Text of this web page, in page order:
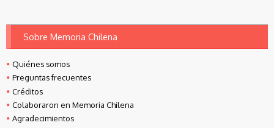
Sobre Memoria Chilena
Quiénes somos
Preguntas frecuentes
Créditos
Colaboraron en Memoria Chilena
Agradecimientos